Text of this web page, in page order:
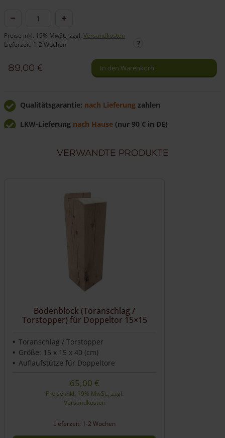
Eichenpfosten
Diamantkopf
verschiedenen
Preise inkl. 19% MwSt., zzgl. Versandkosten
Lieferzeit: 1-2 Wochen
89,00 € In den Warenkorb
Qualitätsgarantie: nach Lieferung zahlen
LKW-Lieferung nach Hause (nur 90 € in DE)
Verwandte Produkte
Bodenblock (Toranschlag /
Torstopper) für Doppeltor 15×15
Toranschlag / Torstopper
Größe: 15 x 15 x 40 (cm)
Auflaufstütze für Doppeltore
65,00 €
Preise inkl. 19% MwSt., zzgl.
Versandkosten
Lieferzeit: 1-2 Wochen